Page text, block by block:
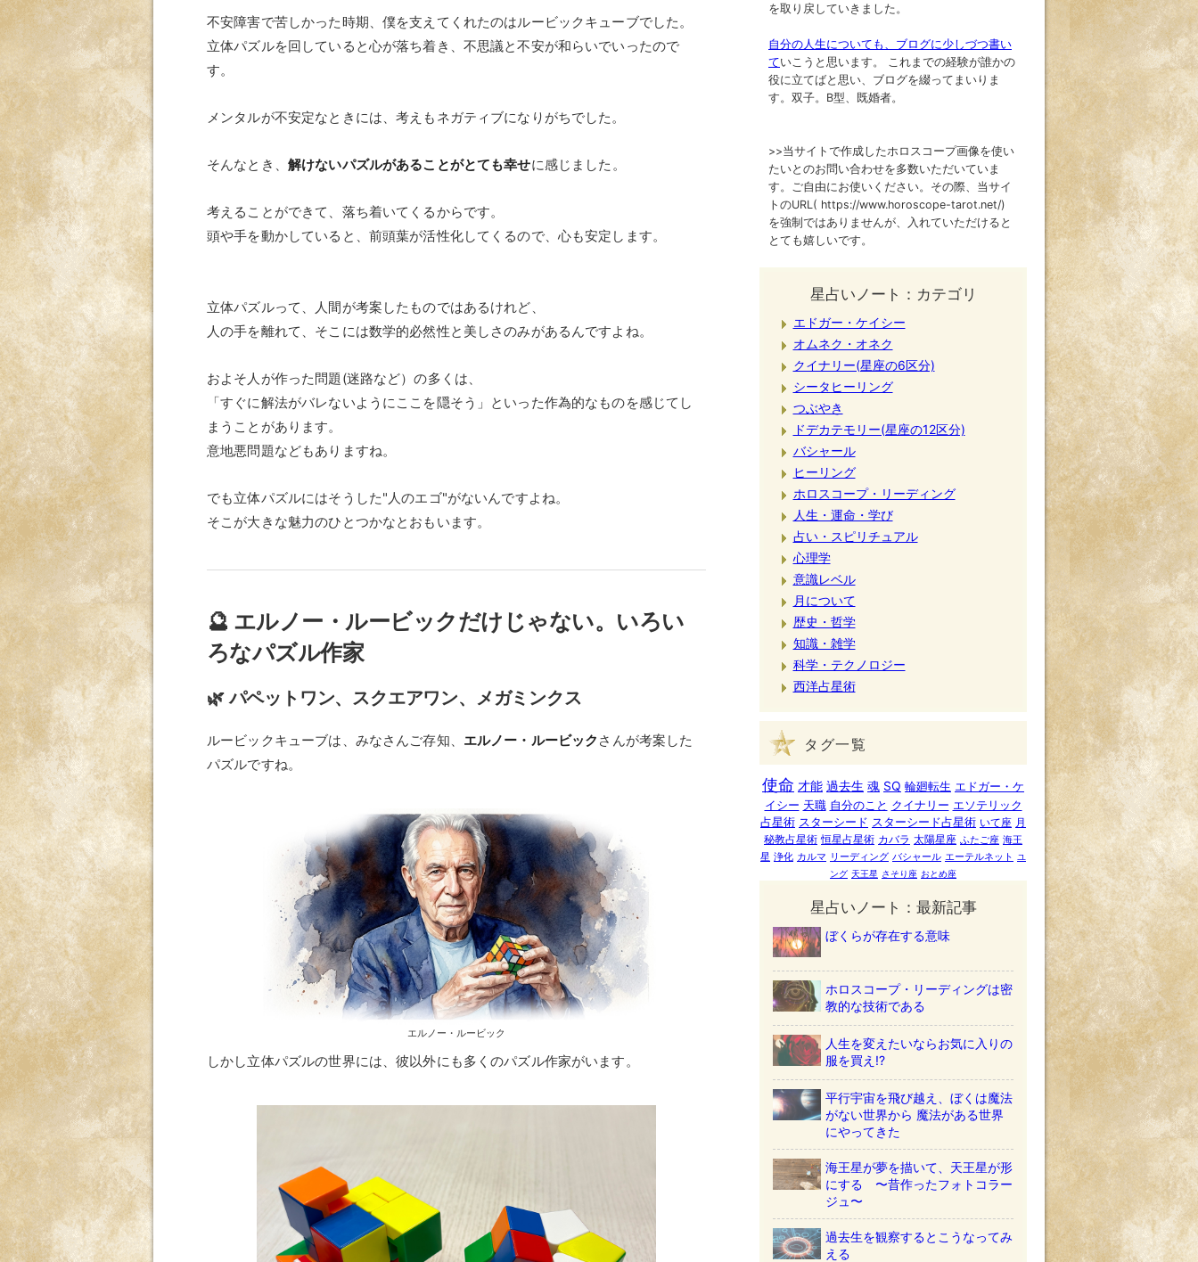
不安障害で苦しかった時期、僕を支えてくれたのはルービックキューブでした。
立体パズルを回していると心が落ち着き、不思議と不安が和らいでいったので
す。
メンタルが不安定なときには、考えもネガティブになりがちでした。
そんなとき、 解けないパズルがあることがとても幸せに感じました。
考えることができて、落ち着いてくるからです。
頭や手を動かしていると、前頭葉が活性化してくるので、心も安定します。
立体パズルって、人間が考案したものではあるけれど、
人の手を離れて、そこには数学的必然性と美しさのみがあるんですよね。
およそ人が作った問題(迷路など）の多くは、
「すぐに解法がバレないようにここを隠そう」といった作為的なものを感じてし
まうことがあります。
意地悪問題などもありますね。
でも立体パズルにはそうした"人のエゴ"がないんですよね。
そこが大きな魅力のひとつかなとおもいます。
🔮 エルノー・ルービックだけじゃない。いろい
ろなパズル作家
🌿 パペットワン、スクエアワン、メガミンクス
ルービックキューブは、みなさんご存知、 エルノー・ルービック さんが考案した
パズルですね。
エルノー・ルービック
しかし立体パズルの世界には、彼以外にも多くのパズル作家がいます。
を取り戻していきました。
自分の人生についても、ブログに少しづつ書い
ていこうと思います。 これまでの経験が誰かの
役に立てばと思い、ブログを綴ってまいりま
す。双子。B型、既婚者。
>>当サイトで作成したホロスコープ画像を使い
たいとのお問い合わせを多数いただいていま
す。ご自由にお使いください。その際、当サイ
トのURL( https://www.horoscope-tarot.net/)
を強制ではありませんが、入れていただけると
とても嬉しいです。
星占いノート：カテゴリ
エドガー・ケイシー
オムネク・オネク
クイナリー(星座の6区分)
シータヒーリング
つぶやき
ドデカテモリー(星座の12区分)
バシャール
ヒーリング
ホロスコープ・リーディング
人生・運命・学び
占い・スピリチュアル
心理学
意識レベル
月について
歴史・哲学
知識・雑学
科学・テクノロジー
西洋占星術
タグ一覧
使命 才能 過去生 魂 SQ 輪廻転生 エドガー・ケ
イシー 天職 自分のこと クイナリー エソテリック
占星術 スターシード スターシード占星術 いて座 月
秘教占星術 恒星占星術 カバラ 太陽星座 ふたご座 海王
星 浄化 カルマ リーディング バシャール エーテルネット ユ
ング 天王星 さそり座 おとめ座
星占いノート：最新記事
ぼくらが存在する意味
ホロスコープ・リーディングは密
教的な技術である
人生を変えたいならお気に入りの
服を買え!?
平行宇宙を飛び越え、ぼくは魔法
がない世界から 魔法がある世界
にやってきた
海王星が夢を描いて、天王星が形
にする 〜昔作ったフォトコラー
ジュ〜
過去生を観察するとこうなってみ
える